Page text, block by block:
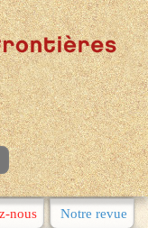
nous Notre revue